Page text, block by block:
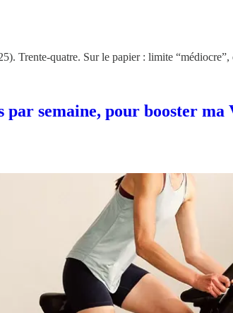
Trente-quatre. Sur le papier : limite
semaine, pour booster ma